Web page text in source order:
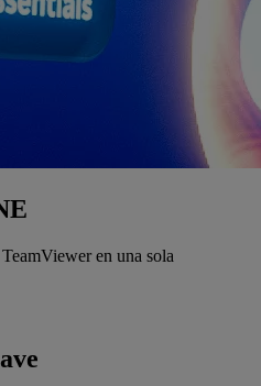
en una sola